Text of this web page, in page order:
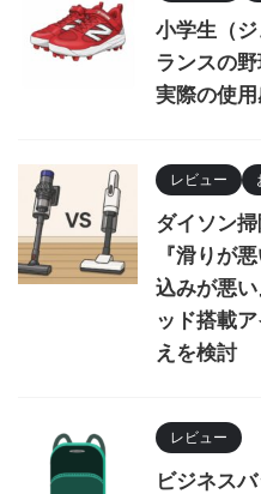
小学生（
ランスの
実際の使
レビュー
ダイソン
『滑りが
込みが悪
ッド搭載
えを検討
レビュー
ビジネス